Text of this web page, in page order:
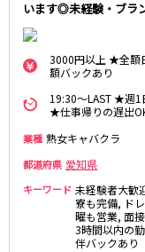
います◎未経験・ブラ
3000円以上 ★全額
額バックあり
19:30～LAST ★週
★仕事帰りの遅出
業種 熟女キャバクラ
都道府県 愛知県
キーワード 未経験者大歓
寮も完備, ド
曜も営業, 面
3時間以内の
伴バックあり